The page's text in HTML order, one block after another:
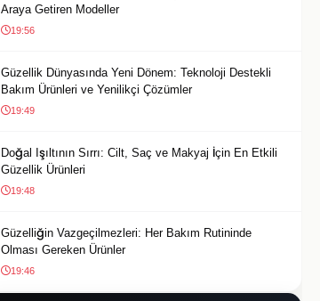
Araya Getiren Modeller
19:56
Güzellik Dünyasında Yeni Dönem: Teknoloji Destekli
Bakım Ürünleri ve Yenilikçi Çözümler
19:49
Doğal Işıltının Sırrı: Cilt, Saç ve Makyaj İçin En Etkili
Güzellik Ürünleri
19:48
Güzelliğin Vazgeçilmezleri: Her Bakım Rutininde
Olması Gereken Ürünler
19:46